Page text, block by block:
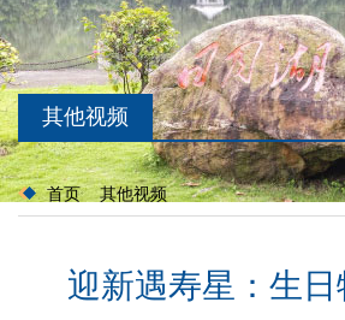
其他视频
首页 其他视频
迎新遇寿星：生